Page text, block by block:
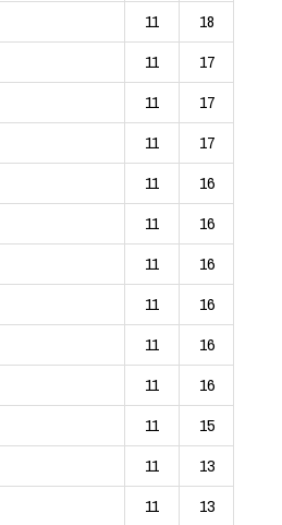
11
18
11
17
11
17
11
17
11
16
11
16
11
16
11
16
11
16
11
16
11
15
11
13
11
13